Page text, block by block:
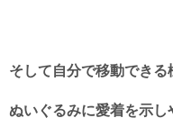
そして自分で移動できる
ぬいぐるみに愛着を示し